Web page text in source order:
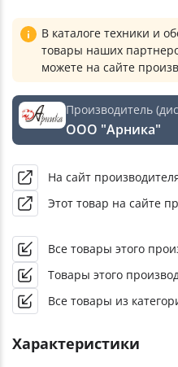
В каталоге техники и
товары наших
можете на сайте
Производитель
ООО "Арника"
На сайт
Этот товар на сайте
Все товары этого
Товары этого
Все товары из
Характеристики